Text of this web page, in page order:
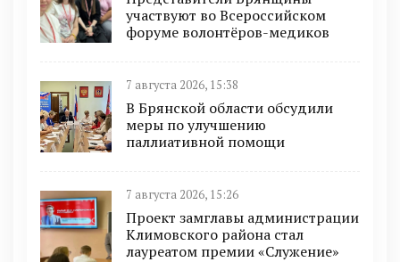
участвуют во Всероссийском
форуме волонтёров-медиков
7 августа 2026, 15:38
В Брянской области обсудили
меры по улучшению
паллиативной помощи
7 августа 2026, 15:26
Проект замглавы администрации
Климовского района стал
лауреатом премии «Служение»